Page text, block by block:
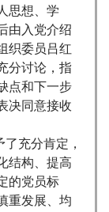
思想、学
由入党介绍
织委员吕红
分讨论，指
点和下一步
决同意接收
充分肯定，
结构、提高
的党员标
重发展、均